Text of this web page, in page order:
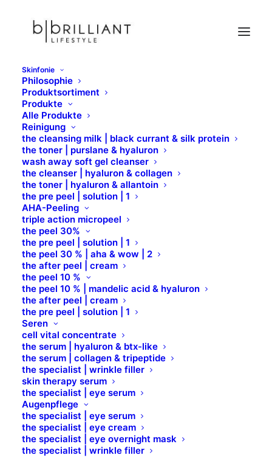
Skinfonie
Philosophie
Produktsortiment
Produkte
Alle Produkte
Reinigung
the cleansing milk | black currant & silk protein
the toner | purslane & hyaluron
wash away soft gel cleanser
the cleanser | hyaluron & collagen
the toner | hyaluron & allantoin
the pre peel | solution | 1
AHA-Peeling
triple action micropeel
the peel 30%
the pre peel | solution | 1
the peel 30 % | aha & wow | 2
the after peel | cream
the peel 10 %
the peel 10 % | mandelic acid & hyaluron
the after peel | cream
the pre peel | solution | 1
Seren
cell vital concentrate
the serum | hyaluron & btx-like
the serum | collagen & tripeptide
the specialist | wrinkle filler
skin therapy serum
the specialist | eye serum
Augenpflege
the specialist | eye serum
the specialist | eye cream
the specialist | eye overnight mask
the specialist | wrinkle filler
DISPLAYS